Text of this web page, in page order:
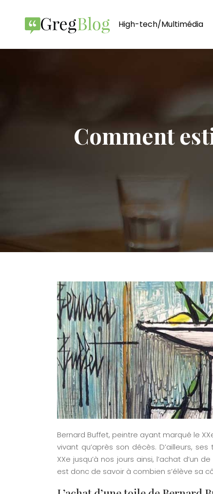
High-tech/Multimédia
Comment
Bernard Buffet, peintre ayant marqué le
vivant qu’après son décès. D’ailleurs,
XXe jusqu’à nos jours ainsi, l’achat
est donc de savoir à combien s’élève sa